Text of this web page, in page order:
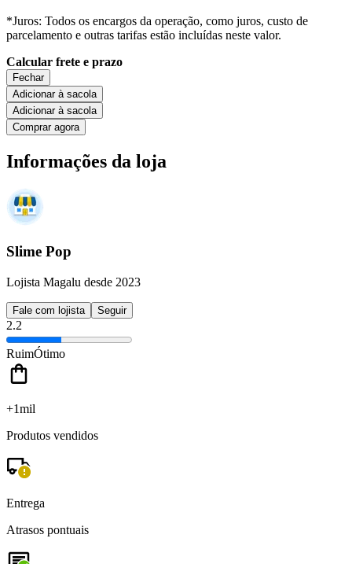
*Juros: Todos os encargos da operação, como juros, custo de
parcelamento e outras tarifas estão incluídas neste valor.
Calcular frete e prazo
Fechar
Adicionar à sacola
Adicionar à sacola
Comprar agora
Informações da loja
Slime Pop
Lojista Magalu desde 2023
Fale com lojista Seguir
2.2
RuimÓtimo
+1mil
Produtos vendidos
Entrega
Atrasos pontuais